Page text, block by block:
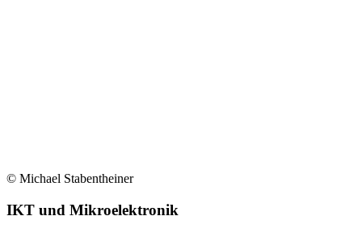
© Michael Stabentheiner
IKT und Mikroelektronik